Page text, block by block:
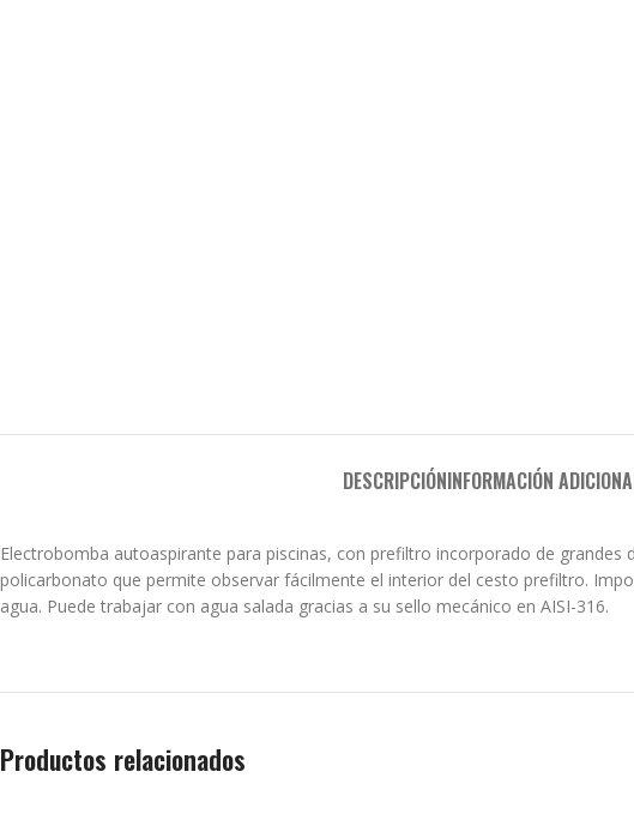
DESCRIPCIÓNINFORMACIÓN
Electrobomba autoaspirante para piscinas, con prefiltro incorporado de
policarbonato que permite observar fácilmente el interior del cesto prefiltro.
agua. Puede trabajar con agua salada gracias a su sello mecánico en AISI-316.
Productos relacionados